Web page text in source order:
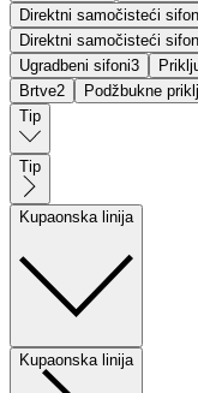
Direktni samočisteći
Direktni samočisteći
Ugradbeni sifoni3
Brtve2 Podžbukne
Tip
Tip
Kupaonska linija
Kupaonska linija